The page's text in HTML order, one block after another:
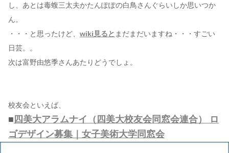
し、あとは毒蝮三太夫かたんぽぽの白鳥さんぐらいしか思いつか
ん。
・・・と思ったけど、 wiki見ると まだまだいますね・・・すごい
日芸。。
次は富野由悠季さんあたりどうでしょ。
校友会といえば、
■ 四美大アラムナイ（四美大校友会同窓会連合） ロ
ゴデザイン募集｜女子美術大学同窓会